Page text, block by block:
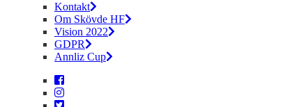
Kontakt
Om Skövde HF
Vision 2022
GDPR
Annliz Cup